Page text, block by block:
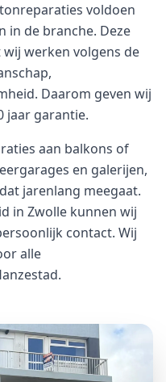
voldoen
in de branche. Deze
werken volgens de
Daarom geven wij
jaar garantie.
aan balkons of
en galerijen,
jarenlang meegaat.
in Zwolle kunnen wij
contact. Wij
alle